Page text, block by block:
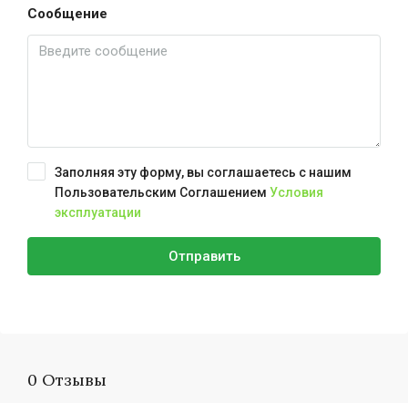
Сообщение
Заполняя эту форму, вы соглашаетесь с нашим
Пользовательским Соглашением Условия
эксплуатации
Отправить
0 Отзывы